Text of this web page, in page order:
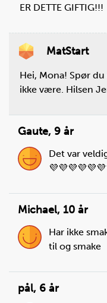
Sett en rist midt i
Steg2
Sett stekeovnen på
undervarme.
ER DETTE GIFTIG!!!
MatStart
Hei, Mona! Spør
ikke være. Hilsen
Gaute, 9 år
Det var
Michael, 10 år
Har ikke
til og smake
pål, 6 år